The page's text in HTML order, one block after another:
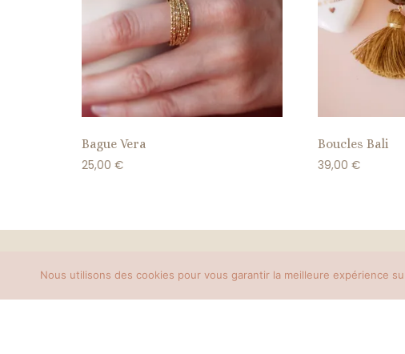
Bague Vera
25,00 €
Boucles Bali
39,00 €
Nous utilisons des cookies pour vous garantir la meilleure expérience